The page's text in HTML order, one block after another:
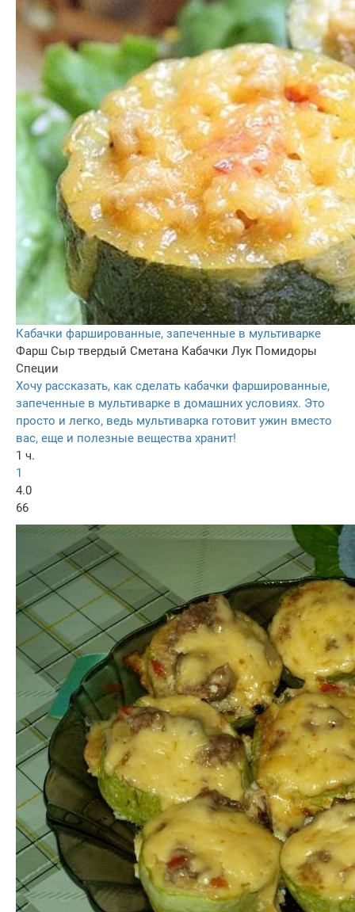
Кабачки фаршированные, запеченные в мультиварке
Фарш Сыр твердый Сметана Кабачки Лук Помидоры
Специи
Хочу рассказать, как сделать кабачки фаршированные,
запеченные в мультиварке в домашних условиях. Это
просто и легко, ведь мультиварка готовит ужин вместо
вас, еще и полезные вещества хранит!
1 ч.
1
4.0
66